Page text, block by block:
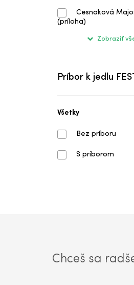
Grécky Šalát
Batátové Hranolky
Cibuľové Krúžky
Jarný šalát
BBQ Omáčka
Cesnaková
(príloha)
Zobraziť
Príbor k jedlu
Všetky
Bez príboru
S príborom
Chceš sa